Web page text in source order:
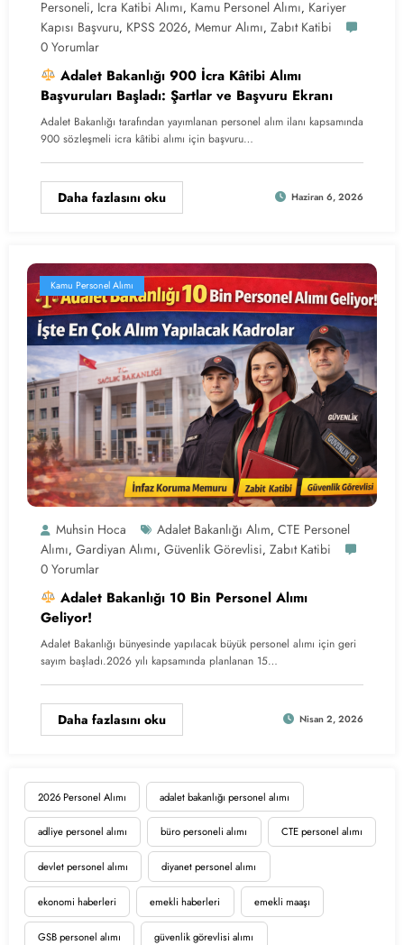
2026 Personel Alımı adalet bakanlığı personel alımı
adliye personel alımı büro personeli alımı CTE personel alımı
devlet personel alımı diyanet personel alımı
ekonomi haberleri emekli haberleri emekli maaşı
GSB personel alımı güvenlik görevlisi alımı
Personeli, Icra Katibi Alımı, Kamu Personel Alımı, Kariyer
Kapısı Başvuru, KPSS 2026, Memur Alımı, Zabıt Katibi
0 Yorumlar
Adalet Bakanlığı 900 İcra Kâtibi Alımı
Başvuruları Başladı: Şartlar ve Başvuru Ekranı
Adalet Bakanlığı tarafından yayımlanan personel alım ilanı kapsamında
900 sözleşmeli icra kâtibi alımı için başvuru…
Daha fazlasını oku Haziran 6, 2026
Kamu Personel Alımı
Muhsin Hoca Adalet Bakanlığı Alım, CTE Personel
Alımı, Gardiyan Alımı, Güvenlik Görevlisi, Zabıt Katibi
0 Yorumlar
Adalet Bakanlığı 10 Bin Personel Alımı
Geliyor!
Adalet Bakanlığı bünyesinde yapılacak büyük personel alımı için geri
sayım başladı.2026 yılı kapsamında planlanan 15…
Daha fazlasını oku Nisan 2, 2026